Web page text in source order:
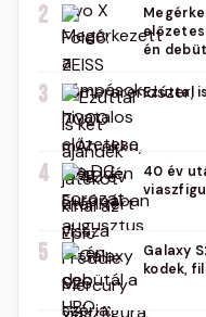
2
én
3 Ezúttal
4
40 év
5
Galaxy
kodek,